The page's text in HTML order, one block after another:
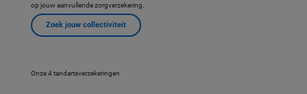
op jouw aanvullende zorgverzekering.
Zoek jouw collectiviteit
Onze 4 tandartsverzekeringen